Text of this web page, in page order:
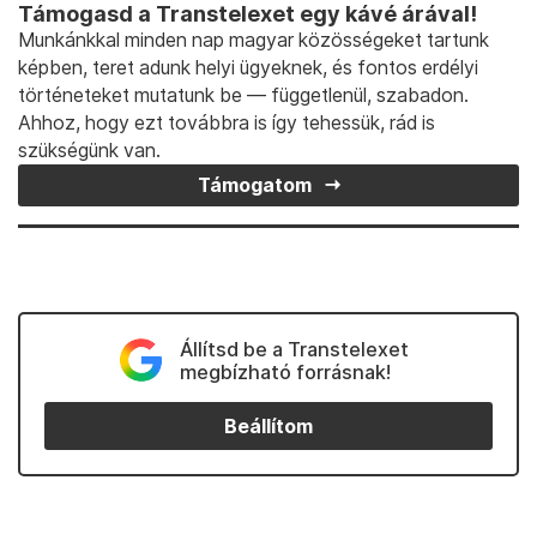
Támogasd a Transtelexet egy kávé árával!
Munkánkkal minden nap magyar közösségeket tartunk
képben, teret adunk helyi ügyeknek, és fontos erdélyi
történeteket mutatunk be — függetlenül, szabadon.
Ahhoz, hogy ezt továbbra is így tehessük, rád is
szükségünk van.
Támogatom
Állítsd be a Transtelexet
megbízható forrásnak!
Beállítom